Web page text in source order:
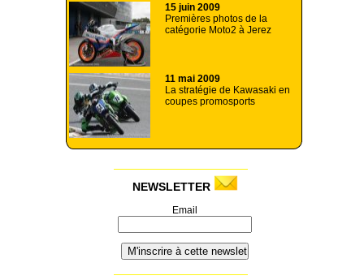
15 juin 2009
Premières photos de la
catégorie Moto2 à Jerez
11 mai 2009
La stratégie de Kawasaki en
coupes promosports
NEWSLETTER
Email